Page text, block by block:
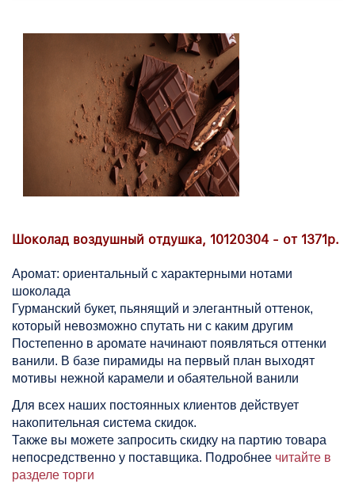
Шоколад воздушный отдушка, 10120304 - от 1371р.
Аромат: ориентальный с характерными нотами
шоколада
Гурманский букет, пьянящий и элегантный оттенок,
который невозможно спутать ни с каким другим
Постепенно в аромате начинают появляться оттенки
ванили. В базе пирамиды на первый план выходят
мотивы нежной карамели и обаятельной ванили
Для всех наших постоянных клиентов действует
накопительная система скидок.
Также вы можете запросить скидку на партию товара
непосредственно у поставщика. Подробнее читайте в
разделе торги